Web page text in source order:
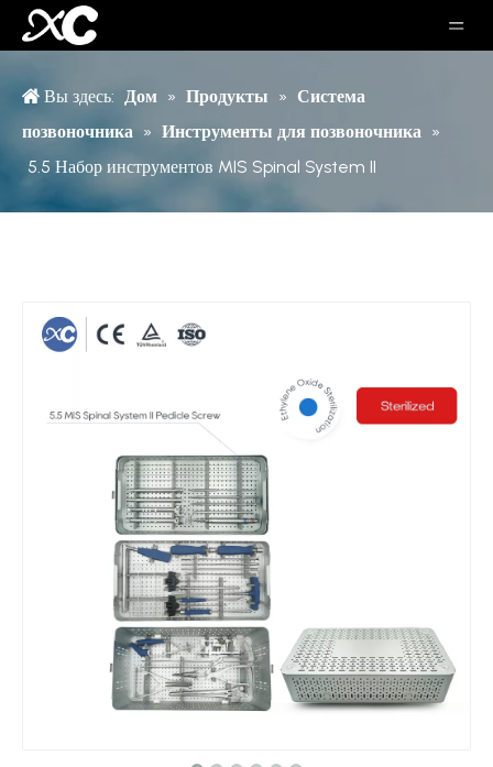
Вы здесь: Дом » Продукты » Система
позвоночника » Инструменты для позвоночника »
5.5 Набор инструментов MIS Spinal System II